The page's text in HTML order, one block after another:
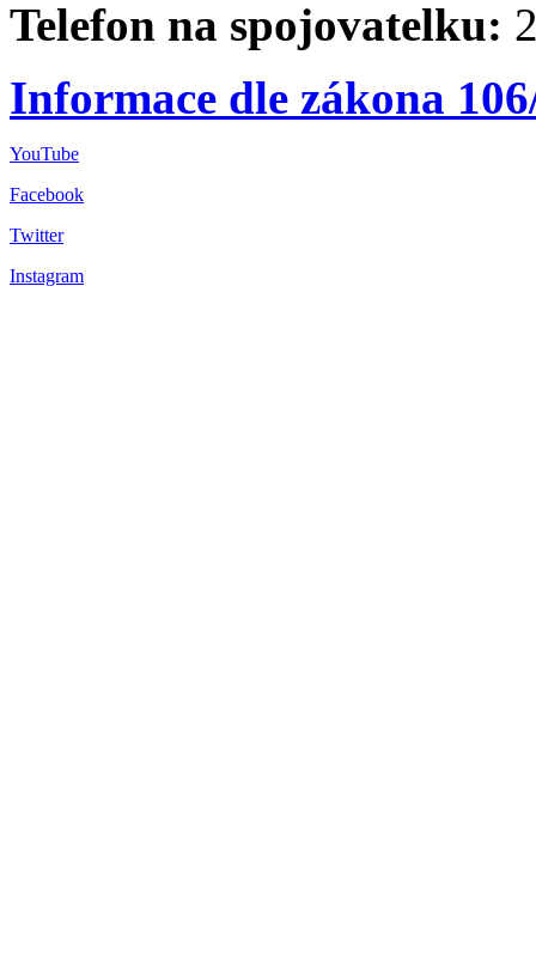
Telefon na spojovatelku:
Informace dle zákona
YouTube
Facebook
Twitter
Instagram